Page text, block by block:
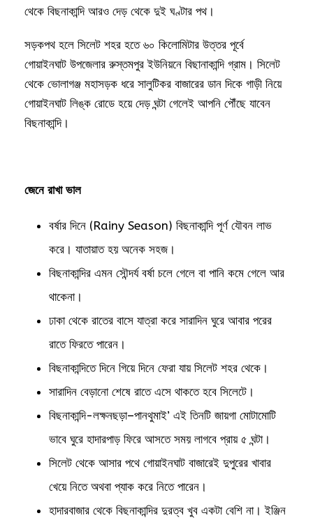
থেকে বিছনাকান্দি আরও দেড় থেকে দুই ঘণ্টার পথ।
সড়কপথ হলে সিলেট শহর হতে ৬০ কিলোমিটার উত্তর পূর্বে
গোয়াইনঘাট উপজেলার রুস্তমপুর ইউনিয়নে বিছানাকান্দি গ্রাম। সিলেট
থেকে ভোলাগঞ্জ মহাসড়ক ধরে সালুটিকর বাজারের ডান দিকে গাড়ী নিয়ে
গোয়াইনঘাট লিঙ্ক রোডে হয়ে দেড় ঘন্টা গেলেই আপনি পৌঁছে যাবেন
বিছনাকান্দি।
জেনে রাখা ভাল
বর্ষার দিনে (Rainy Season) বিছনাকান্দি পূর্ণ যৌবন লাভ
করে। যাতায়াত হয় অনেক সহজ।
বিছনাকান্দির এমন সৌন্দর্য বর্ষা চলে গেলে বা পানি কমে গেলে আর
থাকেনা।
ঢাকা থেকে রাতের বাসে যাত্রা করে সারাদিন ঘুরে আবার পরের
রাতে ফিরতে পারেন।
বিছনাকান্দিতে দিনে গিয়ে দিনে ফেরা যায় সিলেট শহর থেকে।
সারাদিন বেড়ানো শেষে রাতে এসে থাকতে হবে সিলেটে।
বিছনাকান্দি-লক্ষনছড়া–পানথুমাই’ এই তিনটি জায়গা মোটামোটি
ভাবে ঘুরে হাদারপাড় ফিরে আসতে সময় লাগবে প্রায় ৫ ঘন্টা।
সিলেট থেকে আসার পথে গোয়াইনঘাট বাজারেই দুপুরের খাবার
খেয়ে নিতে অথবা প্যাক করে নিতে পারেন।
হাদারবাজার থেকে বিছনাকান্দির দুরত্ব খুব একটা বেশি না। ইঞ্জিন